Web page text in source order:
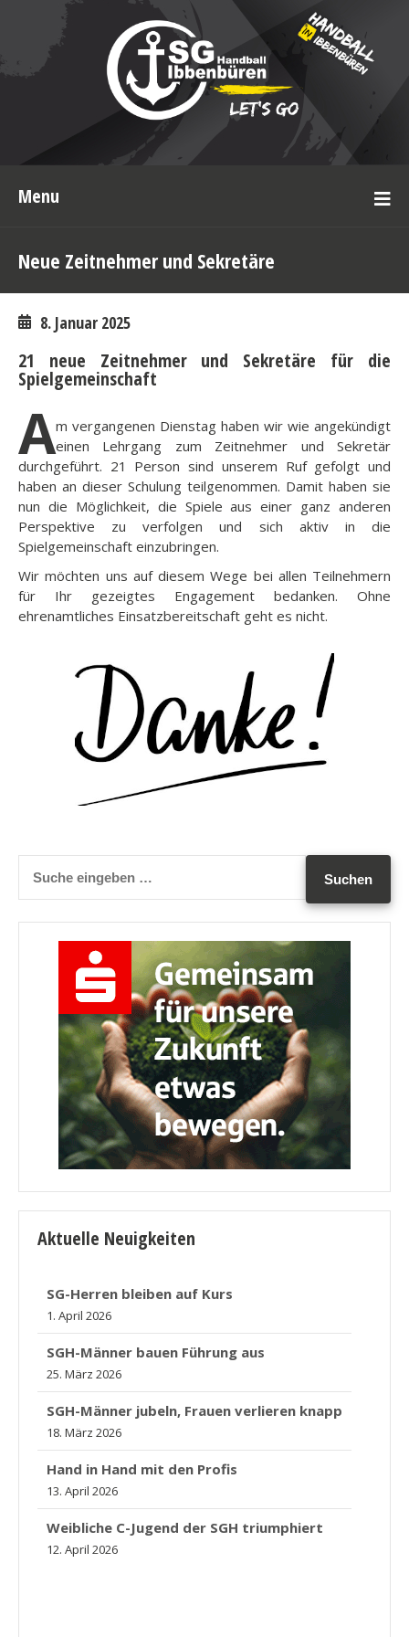
Menu
Neue Zeitnehmer und Sekretäre
8. Januar 2025
21 neue Zeitnehmer und Sekretäre für die
Spielgemeinschaft
Am vergangenen Dienstag haben wir wie angekündigt
einen Lehrgang zum Zeitnehmer und Sekretär
durchgeführt. 21 Person sind unserem Ruf gefolgt und
haben an dieser Schulung teilgenommen. Damit haben sie
nun die Möglichkeit, die Spiele aus einer ganz anderen
Perspektive zu verfolgen und sich aktiv in die
Spielgemeinschaft einzubringen.
Wir möchten uns auf diesem Wege bei allen Teilnehmern
für Ihr gezeigtes Engagement bedanken. Ohne
ehrenamtliches Einsatzbereitschaft geht es nicht.
Aktuelle Neuigkeiten
SG-Herren bleiben auf Kurs
1. April 2026
SGH-Männer bauen Führung aus
25. März 2026
SGH-Männer jubeln, Frauen verlieren knapp
18. März 2026
Hand in Hand mit den Profis
13. April 2026
Weibliche C-Jugend der SGH triumphiert
12. April 2026